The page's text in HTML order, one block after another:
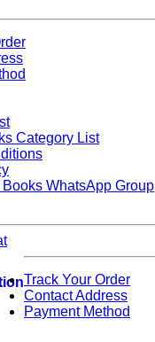
Category List
WhatsApp Group
Track Your Order
Contact Address
Payment Method